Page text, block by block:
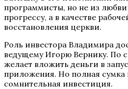
программисты, но не из любви
прогрессу, а в качестве
восстановления церкви.
Роль инвестора Владимира
ведущему Игорю Вернику. По
желает вложить деньги в
приложения. Но полная сумка
сомнительная инвестиция.